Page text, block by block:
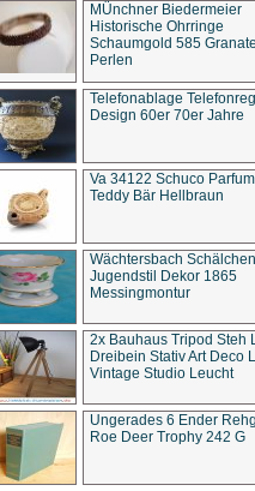
MÜnchner Biedermeier
Historische Ohrringe
Schaumgold 585
Perlen
Telefonablage
Design 60er 70er Jahre
Va 34122 Schuco
Teddy Bär Hellbraun
Wächtersbach Schälchen
Jugendstil Dekor 1865
Messingmontur
2x Bauhaus Tripod Steh
Dreibein Stativ Art Deco
Vintage Studio Leucht
Ungerades 6 Ender
Roe Deer Trophy 242 G